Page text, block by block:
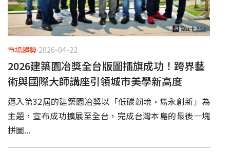
市場趨勢 2026-04-22
2026建築園冶獎全台版圖插旗成功！跨界藝
術與國際大師講座引領城市美學新高度
邁入第32屆的建築園冶獎以「低碳韌境·雋永創新」為
主題，宣布成功擴展至全台，完成台灣本島的最後一塊
拼圖...